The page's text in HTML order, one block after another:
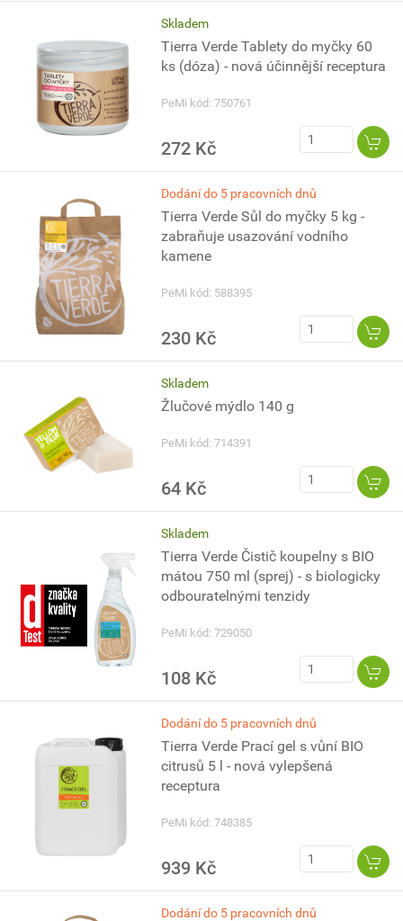
Skladem
Tierra Verde Tablety do myčky 60
ks (dóza) - nová účinnější receptura
PeMi kód: 750761
272 Kč
Dodání do 5 pracovních dnů
Tierra Verde Sůl do myčky 5 kg -
zabraňuje usazování vodního
kamene
PeMi kód: 588395
230 Kč
Skladem
Žlučové mýdlo 140 g
PeMi kód: 714391
64 Kč
Skladem
Tierra Verde Čistič koupelny s BIO
mátou 750 ml (sprej) - s biologicky
odbouratelnými tenzidy
PeMi kód: 729050
108 Kč
Dodání do 5 pracovních dnů
Tierra Verde Prací gel s vůní BIO
citrusů 5 l - nová vylepšená
receptura
PeMi kód: 748385
939 Kč
Dodání do 5 pracovních dnů